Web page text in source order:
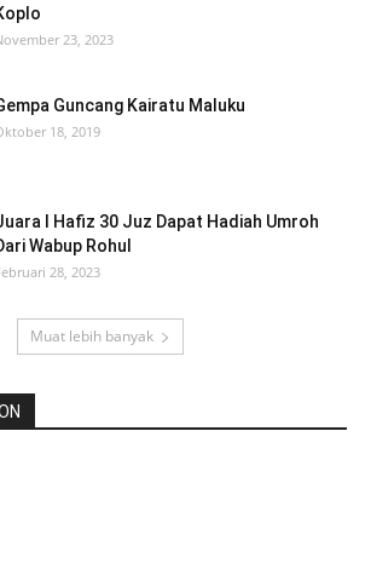
23, 2023
Guncang Kairatu Maluku
18, 2019
I Hafiz 30 Juz Dapat Hadiah Umroh
Wabup Rohul
28, 2023
Muat lebih banyak